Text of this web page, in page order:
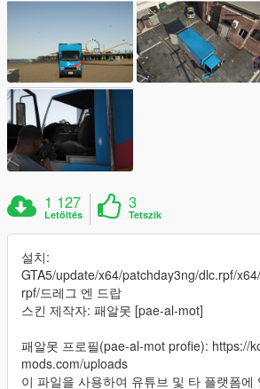
1 127
Letöltés
3
Tetszik
설치:
GTA5/update/x64/patchday3ng/dlc.rpf/
rpf/드레그 엔 드랍
스킨 제작자: 패알못 [pae-al-mot]
패알못 프로필(pae-al-mot profie): https://
mods.com/uploads
이 파일을 사용하여 유튜브 및 타 플랫폼에